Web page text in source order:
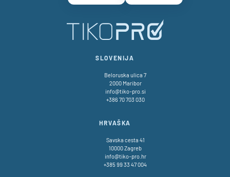
SLOVENIJA
Beloruska ulica 7
2000 Maribor
info@tiko-pro.si
+386 70 703 030
HRVAŠKA
Savska cesta 41
10000 Zagreb
info@tiko-pro.hr
+385 99 33 47 004